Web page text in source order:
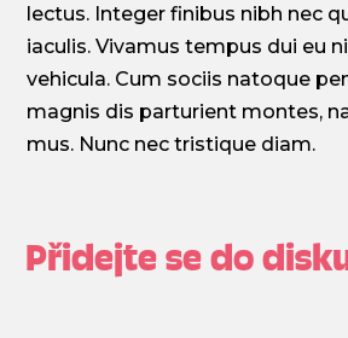
lectus. Integer finibus nibh nec
iaculis. Vivamus tempus dui eu
vehicula. Cum sociis natoque
magnis dis parturient montes,
mus. Nunc nec tristique diam.
Přidejte se do